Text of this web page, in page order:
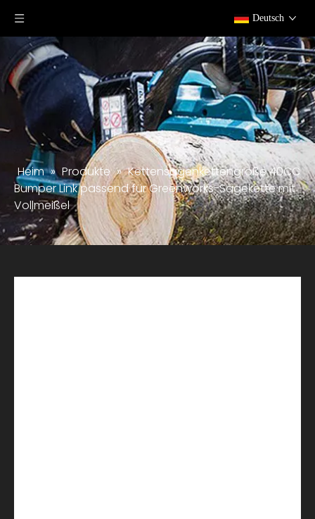
Deutsch
Heim » Produkte » Kettensägenkettengröße 40CC
Bumper Link passend für Greenworks-Sägekette mit
Vollmeißel